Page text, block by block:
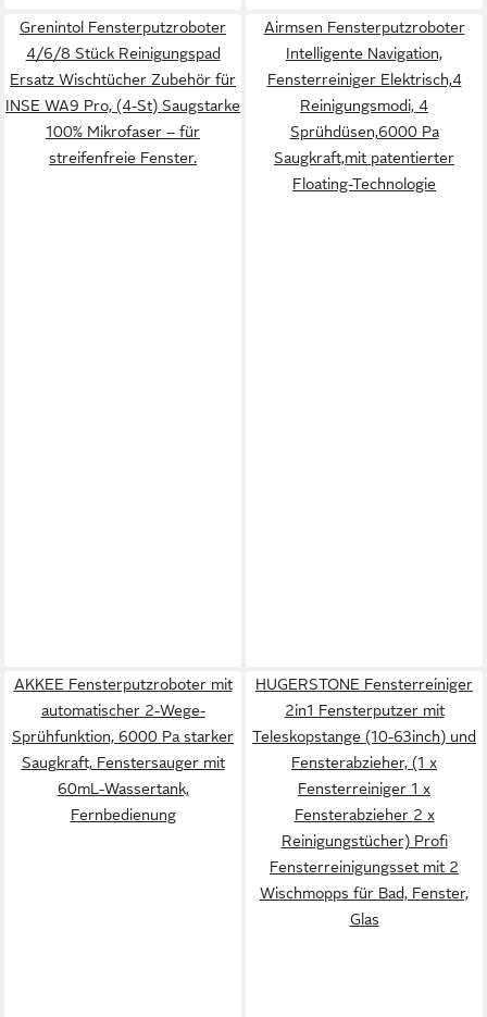
Grenintol Fensterputzroboter
4/6/8 Stück Reinigungspad
Ersatz Wischtücher Zubehör für
INSE WA9 Pro, (4-St) Saugstarke
100% Mikrofaser – für
streifenfreie Fenster.
Airmsen Fensterputzroboter
Intelligente Navigation,
Fensterreiniger Elektrisch,4
Reinigungsmodi, 4
Sprühdüsen,6000 Pa
Saugkraft,mit patentierter
Floating-Technologie
AKKEE Fensterputzroboter mit
automatischer 2-Wege-
Sprühfunktion, 6000 Pa starker
Saugkraft, Fenstersauger mit
60mL-Wassertank,
Fernbedienung
HUGERSTONE Fensterreiniger
2in1 Fensterputzer mit
Teleskopstange (10-63inch) und
Fensterabzieher, (1 x
Fensterreiniger 1 x
Fensterabzieher 2 x
Reinigungstücher) Profi
Fensterreinigungsset mit 2
Wischmopps für Bad, Fenster,
Glas